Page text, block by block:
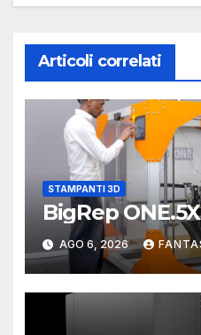
Articoli correlati
STAMPANTI 3D
BigRep ONE.5X
AGO 6, 2026